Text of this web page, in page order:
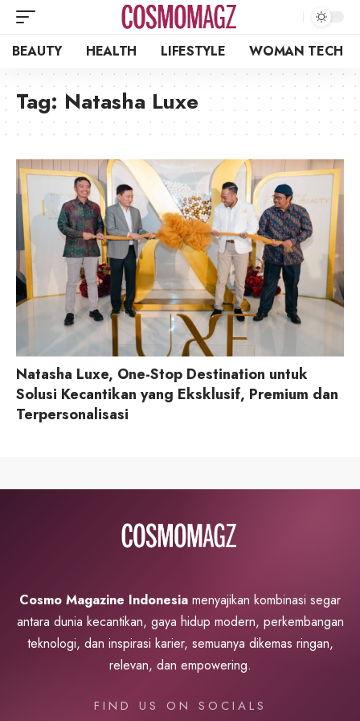
BEAUTY HEALTH LIFESTYLE WOMAN TECH
Tag: Natasha Luxe
Natasha Luxe, One-Stop Destination untuk
Solusi Kecantikan yang Eksklusif, Premium dan
Terpersonalisasi
Cosmo Magazine Indonesia menyajikan kombinasi segar
antara dunia kecantikan, gaya hidup modern, perkembangan
teknologi, dan inspirasi karier, semuanya dikemas ringan,
relevan, dan empowering.
FIND US ON SOCIALS